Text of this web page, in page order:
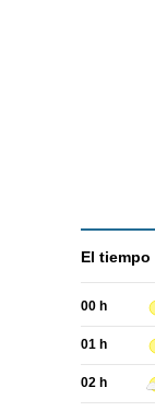
El tiempo
00 h
01 h
02 h